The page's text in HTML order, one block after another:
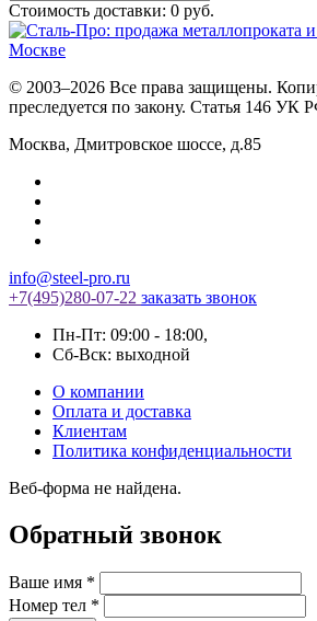
Стоимость доставки: 0 руб.
© 2003–2026 Все права защищены.
преследуется по закону. Статья 146 УК
Москва, Дмитровское шоссе, д.85
info@steel-pro.ru
+7(495)280-07-22 заказать звонок
Пн-Пт: 09:00 - 18:00,
Cб-Вск: выходной
О компании
Оплата и доставка
Клиентам
Политика конфиденциальности
Веб-форма не найдена.
Обратный звонок
Ваше имя *
Номер тел *